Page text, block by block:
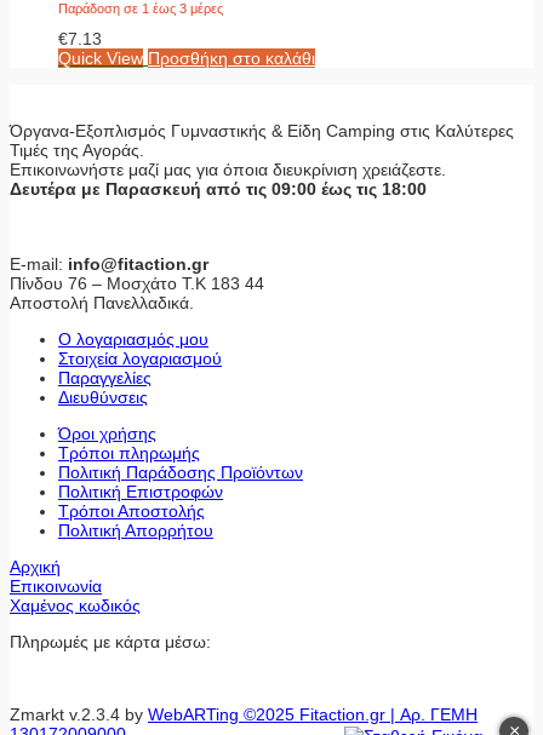
Παράδοση σε 1 έως 3 μέρες
€7.13
Quick View Προσθήκη στο καλάθι
Όργανα-Εξοπλισμός Γυμναστικής & Είδη Camping στις Καλύτερες
Τιμές της Αγοράς.
Επικοινωνήστε μαζί μας για όποια διευκρίνιση χρειάζεστε.
Δευτέρα με Παρασκευή από τις 09:00 έως τις 18:00
E-mail: info@fitaction.gr
Πίνδου 76 – Μοσχάτο Τ.Κ 183 44
Αποστολή Πανελλαδικά.
Ο λογαριασμός μου
Στοιχεία λογαριασμού
Παραγγελίες
Διευθύνσεις
Όροι χρήσης
Τρόποι πληρωμής
Πολιτική Παράδοσης Προϊόντων
Πολιτική Επιστροφών
Τρόποι Αποστολής
Πολιτική Απορρήτου
Αρχική
Επικοινωνία
Χαμένος κωδικός
Πληρωμές με κάρτα μέσω:
Zmarkt v.2.3.4 by WebARTing ©2025 Fitaction.gr | Αρ. ΓΕΜΗ
×